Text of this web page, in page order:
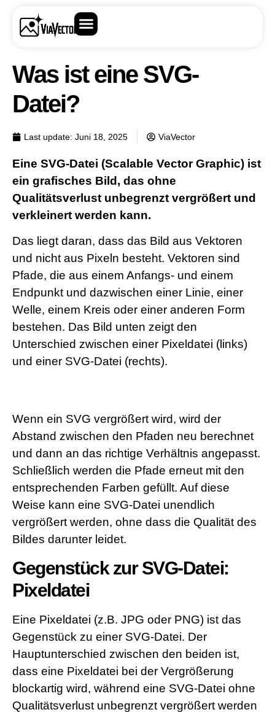
Was ist eine SVG-
Datei?
Last update: Juni 18, 2025 ViaVector
Eine SVG-Datei (Scalable Vector Graphic) ist
ein grafisches Bild, das ohne
Qualitätsverlust unbegrenzt vergrößert und
verkleinert werden kann.
Das liegt daran, dass das Bild aus Vektoren
und nicht aus Pixeln besteht. Vektoren sind
Pfade, die aus einem Anfangs- und einem
Endpunkt und dazwischen einer Linie, einer
Welle, einem Kreis oder einer anderen Form
bestehen. Das Bild unten zeigt den
Unterschied zwischen einer Pixeldatei (links)
und einer SVG-Datei (rechts).
Wenn ein SVG vergrößert wird, wird der
Abstand zwischen den Pfaden neu berechnet
und dann an das richtige Verhältnis angepasst.
Schließlich werden die Pfade erneut mit den
entsprechenden Farben gefüllt. Auf diese
Weise kann eine SVG-Datei unendlich
vergrößert werden, ohne dass die Qualität des
Bildes darunter leidet.
Gegenstück zur SVG-Datei:
Pixeldatei
Eine Pixeldatei (z.B. JPG oder PNG) ist das
Gegenstück zu einer SVG-Datei. Der
Hauptunterschied zwischen den beiden ist,
dass eine Pixeldatei bei der Vergrößerung
blockartig wird, während eine SVG-Datei ohne
Qualitätsverlust unbegrenzt vergrößert werden